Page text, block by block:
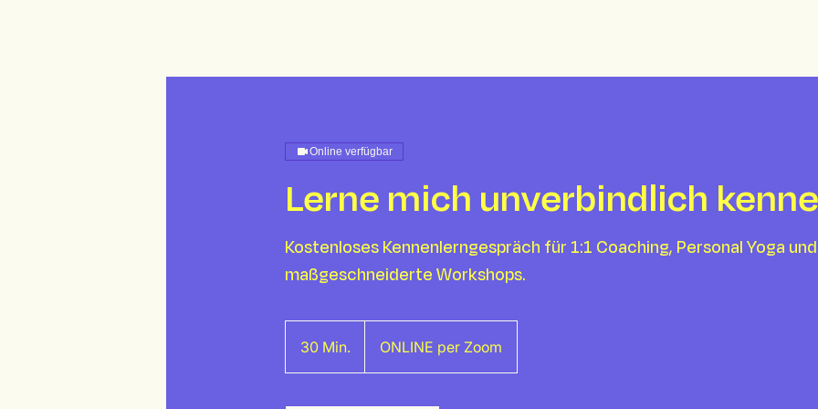
Online verfügbar
Lerne mich unverbindlich
Kostenloses Kennenlerngespräch für 1:1 Coaching, Personal Yoga und
maßgeschneiderte Workshops.
30 Min.
0
ONLINE per Zoom